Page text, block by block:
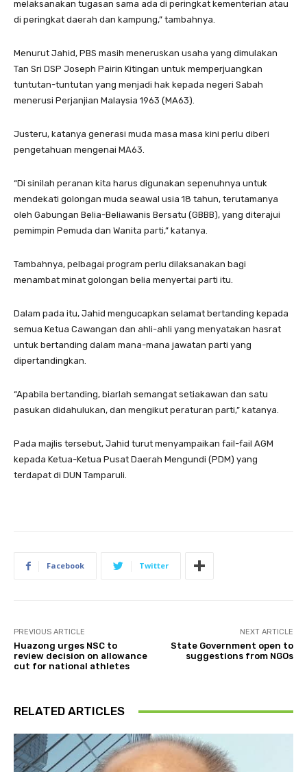
melaksanakan tugasan sama ada di peringkat kementerian atau
di peringkat daerah dan kampung,” tambahnya.
Menurut Jahid, PBS masih meneruskan usaha yang dimulakan
Tan Sri DSP Joseph Pairin Kitingan untuk memperjuangkan
tuntutan-tuntutan yang menjadi hak kepada negeri Sabah
menerusi Perjanjian Malaysia 1963 (MA63).
Justeru, katanya generasi muda masa masa kini perlu diberi
pengetahuan mengenai MA63.
“Di sinilah peranan kita harus digunakan sepenuhnya untuk
mendekati golongan muda seawal usia 18 tahun, terutamanya
oleh Gabungan Belia-Beliawanis Bersatu (GBBB), yang diterajui
pemimpin Pemuda dan Wanita parti,” katanya.
Tambahnya, pelbagai program perlu dilaksanakan bagi
menambat minat golongan belia menyertai parti itu.
Dalam pada itu, Jahid mengucapkan selamat bertanding kepada
semua Ketua Cawangan dan ahli-ahli yang menyatakan hasrat
untuk bertanding dalam mana-mana jawatan parti yang
dipertandingkan.
“Apabila bertanding, biarlah semangat setiakawan dan satu
pasukan didahulukan, dan mengikut peraturan parti,” katanya.
Pada majlis tersebut, Jahid turut menyampaikan fail-fail AGM
kepada Ketua-Ketua Pusat Daerah Mengundi (PDM) yang
terdapat di DUN Tamparuli.
Facebook Twitter
PREVIOUS ARTICLE
Huazong urges NSC to
review decision on allowance
cut for national athletes
NEXT ARTICLE
State Government open to
suggestions from NGOs
RELATED ARTICLES